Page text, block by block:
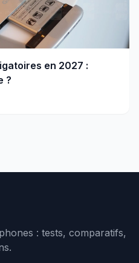
en 2027 :
?
: tests, comparatifs,